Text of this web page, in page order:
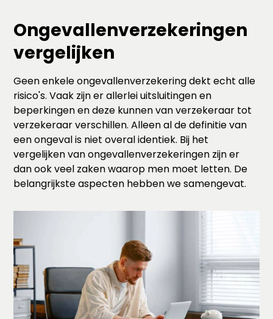
Ongevallenverzekeringen
vergelijken
Geen enkele ongevallenverzekering dekt echt alle
risico's. Vaak zijn er allerlei uitsluitingen en
beperkingen en deze kunnen van verzekeraar tot
verzekeraar verschillen. Alleen al de definitie van
een ongeval is niet overal identiek. Bij het
vergelijken van ongevallenverzekeringen zijn er
dan ook veel zaken waarop men moet letten. De
belangrijkste aspecten hebben we samengevat.